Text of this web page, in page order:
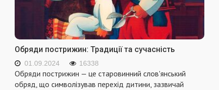
Обряди пострижин: Традиції та сучасність
01.09.2024 16338
Обряди пострижин — це старовинний слов'янський
обряд, що символізував перехід дитини, зазвичай